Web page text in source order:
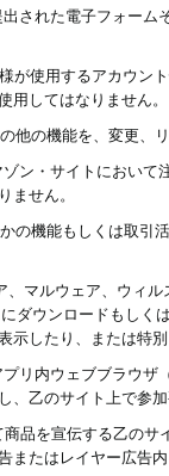
された電子フォー
が使用するアカウン
用してはなりません。
他の機能を、変更、
ン・サイトにおい
ません。
の機能もしくは取
マルウェア、ウィ
ダウンロードもし
示したり、または特
リ内ウェブブラウ
、乙のサイト上で参
品を宣伝する乙の
またはレイヤー広告